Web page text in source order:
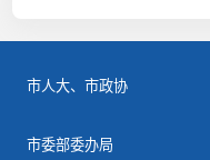
市人大、市政协
市委部委办局